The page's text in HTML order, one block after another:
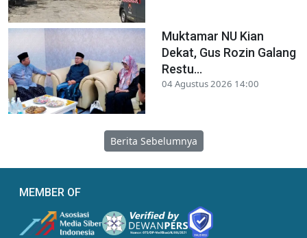
Muktamar NU Kian
Dekat, Gus Rozin Galang
Restu...
04 Agustus 2026 14:00
Berita Sebelumnya
MEMBER OF